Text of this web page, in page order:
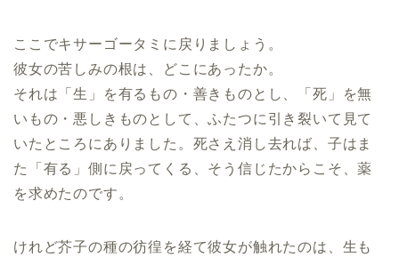
ここでキサーゴータミに戻りましょう。
彼女の苦しみの根は、どこにあったか。
それは「生」を有るもの・善きものとし、「死」を無
いもの・悪しきものとして、ふたつに引き裂いて見て
いたところにありました。死さえ消し去れば、子はま
た「有る」側に戻ってくる、そう信じたからこそ、薬
を求めたのです。
けれど芥子の種の彷徨を経て彼女が触れたのは、生も